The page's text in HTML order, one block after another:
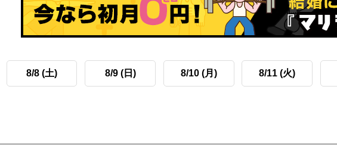
8/8 (土) 8/9 (日) 8/10 (月) 8/11 (火)